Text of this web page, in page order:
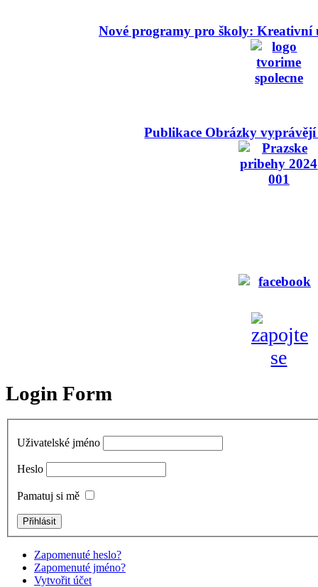
Nové programy pro školy: Kreativní
Publikace Obrázky
Login Form
Uživatelské jméno
Heslo
Pamatuj si mě
Zapomenuté heslo?
Zapomenuté jméno?
Vytvořit účet